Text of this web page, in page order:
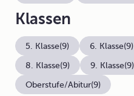
Klassen
5. Klasse(9) 6. Klasse(9)
8. Klasse(9) 9. Klasse(9)
Oberstufe/Abitur(9)